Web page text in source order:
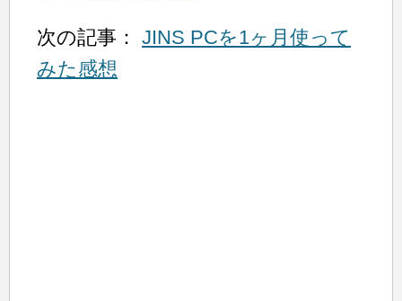
次の記事： JINS PCを1ヶ月使って
みた感想